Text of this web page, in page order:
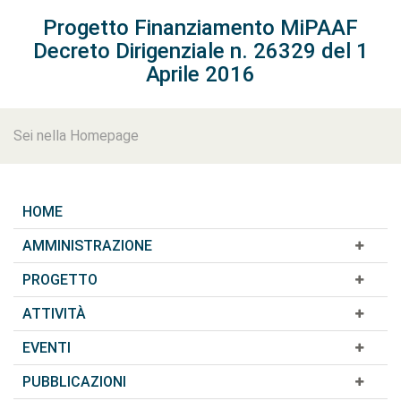
Progetto Finanziamento MiPAAF
Decreto Dirigenziale n. 26329 del 1
Aprile 2016
Sei nella Homepage
HOME
AMMINISTRAZIONE
PROGETTO
ATTIVITÀ
EVENTI
PUBBLICAZIONI